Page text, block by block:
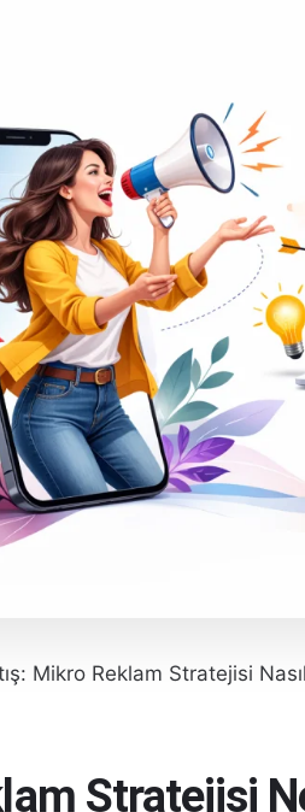
Mikro Reklam Stratejisi
Stratejisi